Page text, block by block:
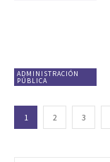
ADMINISTRACIÓN
PÚBLICA
1 2 3